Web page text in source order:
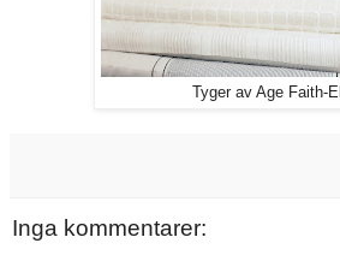
Tyger av Age Faith-Ell
Inga kommentarer: